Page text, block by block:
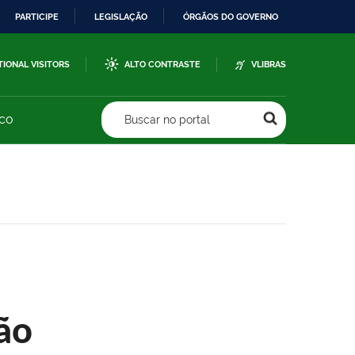
PARTICIPE LEGISLAÇÃO ÓRGÃOS DO GOVERNO
VISITORS ALTO CONTRASTE VLIBRAS
Buscar no portal